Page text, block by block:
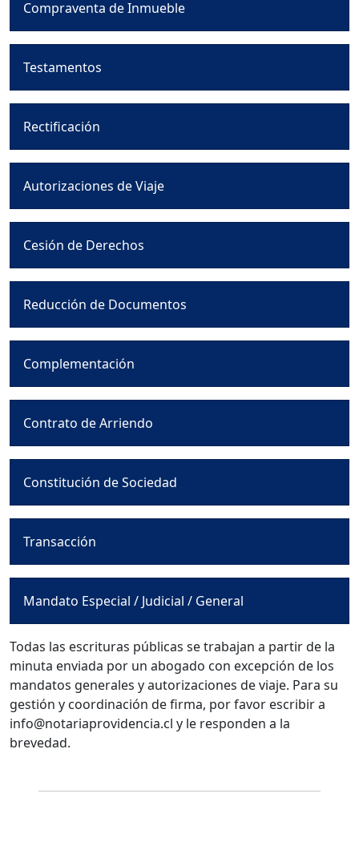
Compraventa de Inmueble
Testamentos
Rectificación
Autorizaciones de Viaje
Cesión de Derechos
Reducción de Documentos
Complementación
Contrato de Arriendo
Constitución de Sociedad
Transacción
Mandato Especial / Judicial / General
Todas las escrituras públicas se trabajan a partir de la
minuta enviada por un abogado con excepción de los
mandatos generales y autorizaciones de viaje. Para su
gestión y coordinación de firma, por favor escribir a
info@notariaprovidencia.cl y le responden a la
brevedad.